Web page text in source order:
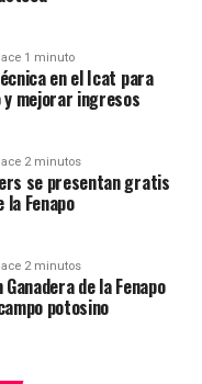
último destacó que
eliminar el 80
y PM 10, y así
con un
en Panamá
1 minuto
en el Icat para
mejorar ingresos
2 minutos
se presentan gratis
Fenapo
2 minutos
de la Fenapo
potosino